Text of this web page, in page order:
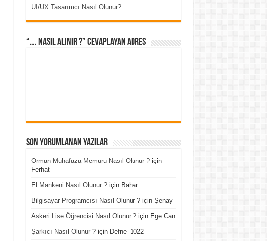
UI/UX Tasarımcı Nasıl Olunur?
“…. Nasıl Alınır ?” cevaplayan adres
Son Yorumlanan Yazılar
Orman Muhafaza Memuru Nasıl Olunur ?için
Ferhat
El Mankeni Nasıl Olunur ?için Bahar
Bilgisayar Programcısı Nasıl Olunur ?için Şenay
Askeri Lise Öğrencisi Nasıl Olunur ?için Ege Can
Şarkıcı Nasıl Olunur ?için Defne_1022